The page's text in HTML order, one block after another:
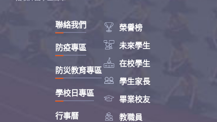
 榮譽榜
 未來學生
 在校學生
 學生家長
 畢業校友
 教職員
聯絡我們
防疫專區
防災教育專區
學校日專區
行事曆